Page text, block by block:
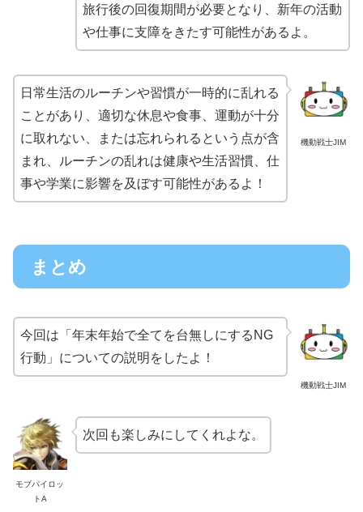
旅行後の回復期間が必要となり、新年の活動
や仕事に支障をきたす可能性があるよ。
機動戦士JIM
日常生活のルーチンや習慣が一時的に乱れる
ことがあり、適切な休息や食事、運動が十分
に取れない、または忘れられるという点が含
まれ、ルーチンの乱れは健康や生活習慣、仕
事や学業に影響を及ぼす可能性があるよ！
まとめ
機動戦士JIM
今回は「年末年始で全てを台無しにするNG
行動」についての説明をしたよ！
モブパイロッ
トA
次回も楽しみにしてくれよな。